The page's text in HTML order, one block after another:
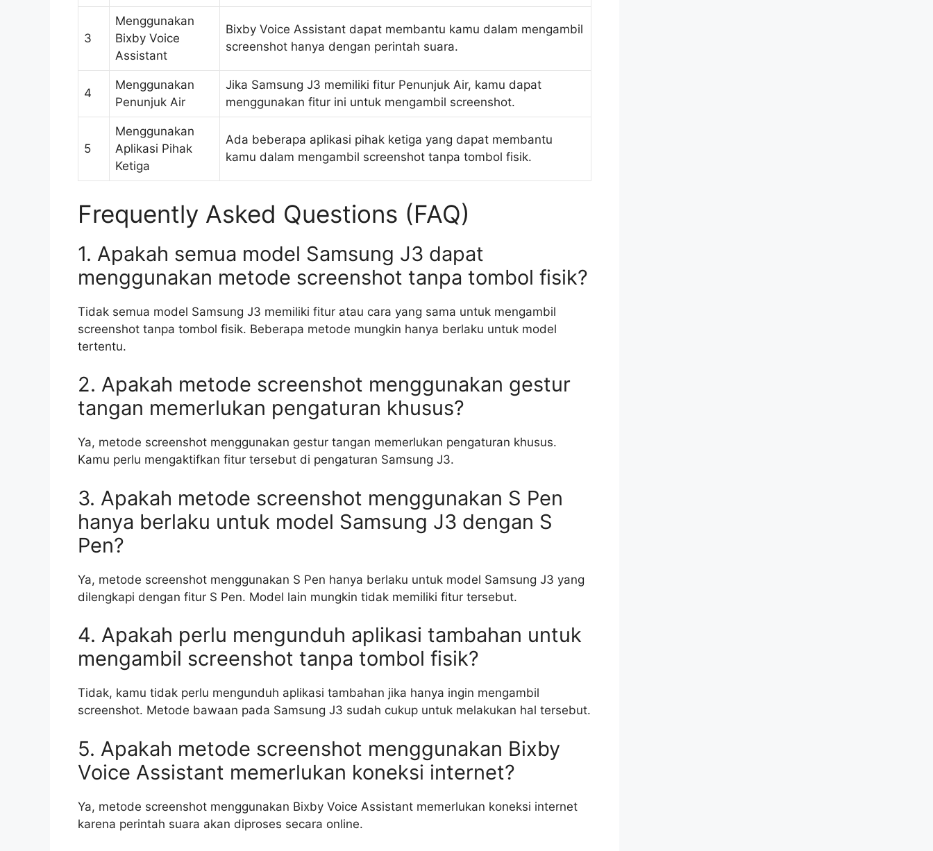
3
Menggunakan
Bixby Voice
Assistant
Bixby Voice Assistant dapat membantu kamu dalam mengambil
screenshot hanya dengan perintah suara.
4
Menggunakan
Penunjuk Air
Jika Samsung J3 memiliki fitur Penunjuk Air, kamu dapat
menggunakan fitur ini untuk mengambil screenshot.
5
Menggunakan
Aplikasi Pihak
Ketiga
Ada beberapa aplikasi pihak ketiga yang dapat membantu
kamu dalam mengambil screenshot tanpa tombol fisik.
Frequently Asked Questions (FAQ)
1. Apakah semua model Samsung J3 dapat
menggunakan metode screenshot tanpa tombol fisik?
Tidak semua model Samsung J3 memiliki fitur atau cara yang sama untuk mengambil
screenshot tanpa tombol fisik. Beberapa metode mungkin hanya berlaku untuk model
tertentu.
2. Apakah metode screenshot menggunakan gestur
tangan memerlukan pengaturan khusus?
Ya, metode screenshot menggunakan gestur tangan memerlukan pengaturan khusus.
Kamu perlu mengaktifkan fitur tersebut di pengaturan Samsung J3.
3. Apakah metode screenshot menggunakan S Pen
hanya berlaku untuk model Samsung J3 dengan S
Pen?
Ya, metode screenshot menggunakan S Pen hanya berlaku untuk model Samsung J3 yang
dilengkapi dengan fitur S Pen. Model lain mungkin tidak memiliki fitur tersebut.
4. Apakah perlu mengunduh aplikasi tambahan untuk
mengambil screenshot tanpa tombol fisik?
Tidak, kamu tidak perlu mengunduh aplikasi tambahan jika hanya ingin mengambil
screenshot. Metode bawaan pada Samsung J3 sudah cukup untuk melakukan hal tersebut.
5. Apakah metode screenshot menggunakan Bixby
Voice Assistant memerlukan koneksi internet?
Ya, metode screenshot menggunakan Bixby Voice Assistant memerlukan koneksi internet
karena perintah suara akan diproses secara online.